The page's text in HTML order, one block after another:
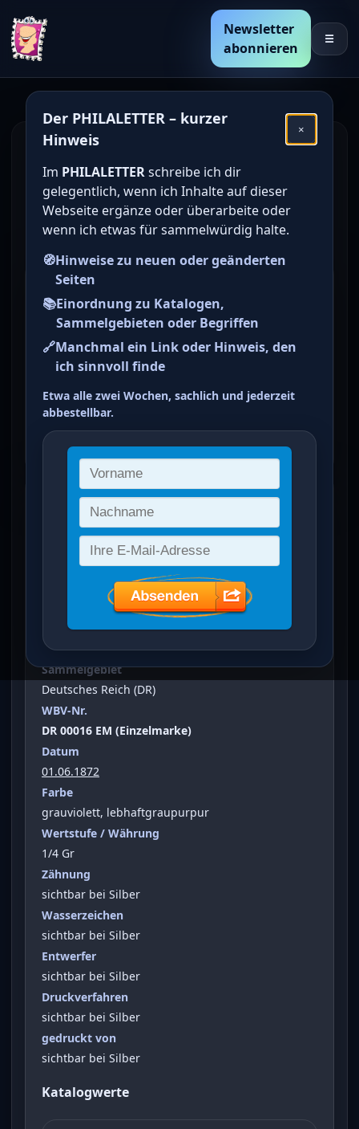
Newsletter
abonnieren
☰
Der PHILALETTER – kurzer
Hinweis
×
Im PHILALETTERschreibe ich dir
gelegentlich, wenn ich Inhalte auf dieser
Webseite ergänze oder überarbeite oder
wenn ich etwas für sammelwürdig halte.
🧭Hinweise zu neuen oder geänderten
Seiten
📚Einordnung zu Katalogen,
Sammelgebieten oder Begriffen
🔗Manchmal ein Link oder Hinweis, den
ich sinnvoll finde
Etwa alle zwei Wochen, sachlich und jederzeit
abbestellbar.
Den Katalogwert von
deutschen Briefmarken
online bestimmen /
ermitteln
Briefmarke zu Deutsches
Reich (DR) eimarken: Adler
mit großem Brustschild 1/4 Gr
grauviolett,
lebhaftgraupurpur
ein Treffer von 15
eimarken: Adler mit großem
Brustschild (1/4 Gr)
Vergrößertes Bild bei Klick auf Bild
Ausgabeanlass
eimarken: Adler mit großem Brustschild
Sammelgebiet
Deutsches Reich (DR)
WBV-Nr.
DR 00016 EM (Einzelmarke)
Datum
01.06.1872
Farbe
grauviolett, lebhaftgraupurpur
Wertstufe / Währung
1/4 Gr
Zähnung
sichtbar bei Silber
Wasserzeichen
sichtbar bei Silber
Entwerfer
sichtbar bei Silber
Druckverfahren
sichtbar bei Silber
gedruckt von
sichtbar bei Silber
Katalogwerte